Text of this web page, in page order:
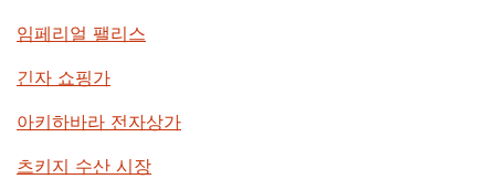
임페리얼 팰리스
긴자 쇼핑가
아키하바라 전자상가
츠키지 수산 시장